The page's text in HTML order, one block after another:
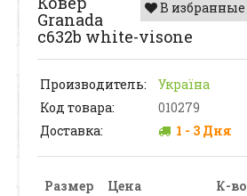
В избранные
Granada
c632b white-visone
Производитель:
Україна
Код товара:
010279
Доставка:
1 - 3 Дня
Размер Цена К-во